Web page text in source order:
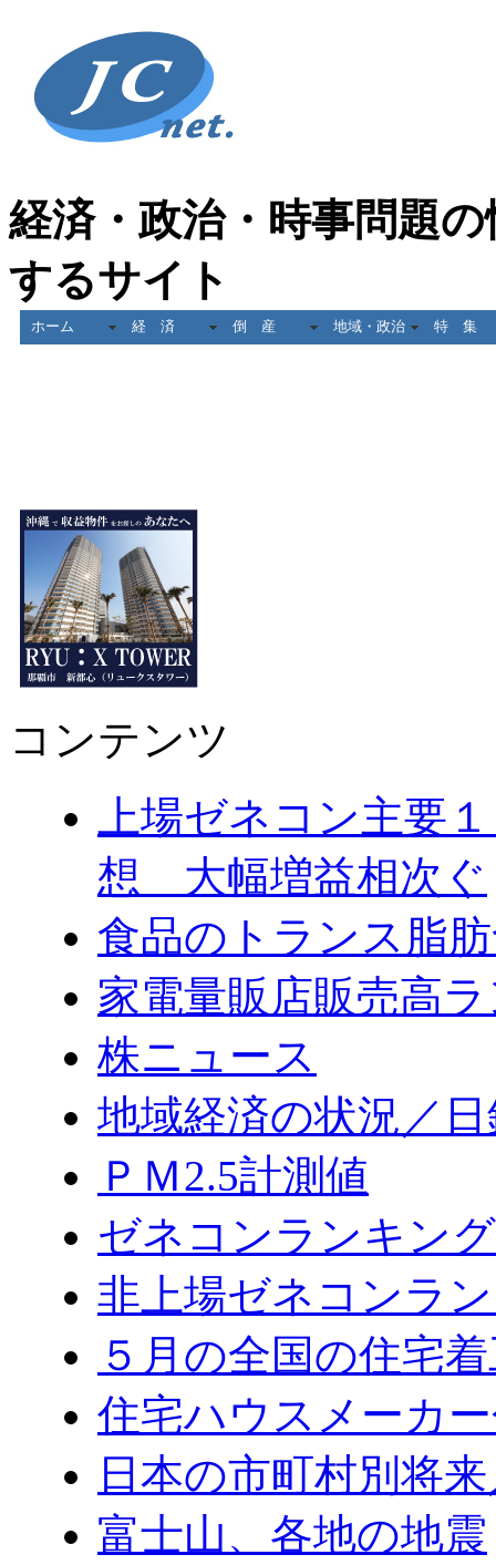
経済・政治・時事問題
するサイト
ホーム 経 済 倒 産 地域・政治 特 集
コンテンツ
上場ゼネコン主要
想 大幅増益相次ぐ
食品のトランス脂
家電量販店販売高
株ニュース
地域経済の状況／
ＰＭ2.5計測値
ゼネコンランキン
非上場ゼネコンラ
５月の全国の住宅
住宅ハウスメーカ
日本の市町村別将
富士山、各地の地震